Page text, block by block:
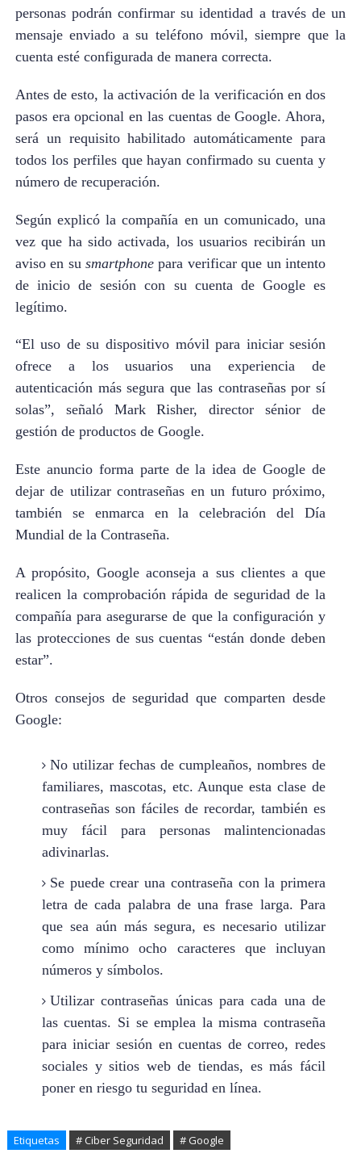
personas podrán confirmar su identidad a través de un
mensaje enviado a su teléfono móvil, siempre que la
cuenta esté configurada de manera correcta.
Antes de esto, la activación de la verificación en dos
pasos era opcional en las cuentas de Google. Ahora,
será un requisito habilitado automáticamente para
todos los perfiles que hayan confirmado su cuenta y
número de recuperación.
Según explicó la compañía en un comunicado, una
vez que ha sido activada, los usuarios recibirán un
aviso en susmartphone para verificar que un intento
de inicio de sesión con su cuenta de Google es
legítimo.
“El uso de su dispositivo móvil para iniciar sesión
ofrece a los usuarios una experiencia de
autenticación más segura que las contraseñas por sí
solas”, señaló Mark Risher, director sénior de
gestión de productos de Google.
Este anuncio forma parte de la idea de Google de
dejar de utilizar contraseñas en un futuro próximo,
también se enmarca en la celebración del Día
Mundial de la Contraseña.
A propósito, Google aconseja a sus clientes a que
realicen la comprobación rápida de seguridad de la
compañía para asegurarse de que la configuración y
las protecciones de sus cuentas “están donde deben
estar”.
Otros consejos de seguridad que comparten desde
Google:
No utilizar fechas de cumpleaños, nombres de
familiares, mascotas, etc. Aunque esta clase de
contraseñas son fáciles de recordar, también es
muy fácil para personas malintencionadas
adivinarlas.
Se puede crear una contraseña con la primera
letra de cada palabra de una frase larga. Para
que sea aún más segura, es necesario utilizar
como mínimo ocho caracteres que incluyan
números y símbolos.
Utilizar contraseñas únicas para cada una de
las cuentas. Si se emplea la misma contraseña
para iniciar sesión en cuentas de correo, redes
sociales y sitios web de tiendas, es más fácil
poner en riesgo tu seguridad en línea.
Etiquetas # Ciber Seguridad # Google